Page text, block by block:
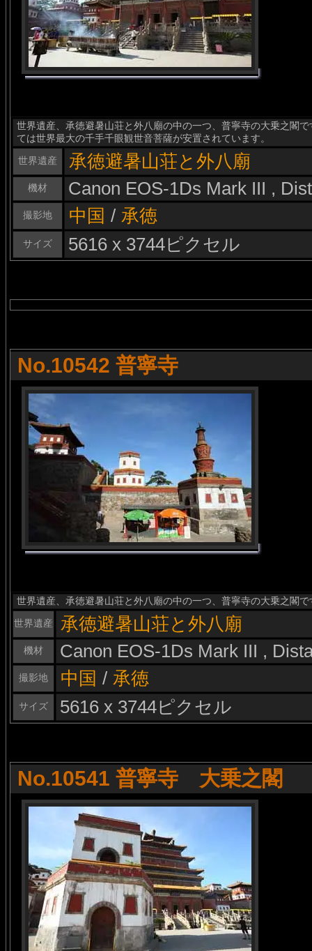
世界遺産、承徳避暑山荘と外八廟の中の一つ、普寧寺の大乗之閣
ては世界最大の千手千眼観世音菩薩が安置されています。
世界遺産
承徳避暑山荘と外八廟
機材 Canon EOS-1Ds Mark III ,
撮影地 中国 / 承徳
サイズ 5616 x 3744ピクセル
No.10542 普寧寺
世界遺産、承徳避暑山荘と外八廟の中の一つ、普寧寺の大乗之閣で
世界遺産
承徳避暑山荘と外八廟
機材 Canon EOS-1Ds Mark III ,
撮影地 中国 / 承徳
サイズ 5616 x 3744ピクセル
No.10541 普寧寺 大乗之閣